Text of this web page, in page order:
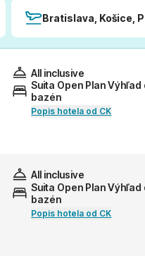
Bratislava, Košice,
All inclusive
Suita Open Plan
bazén
Popis hotela od CK
All inclusive
Suita Open Plan
bazén
Popis hotela od CK